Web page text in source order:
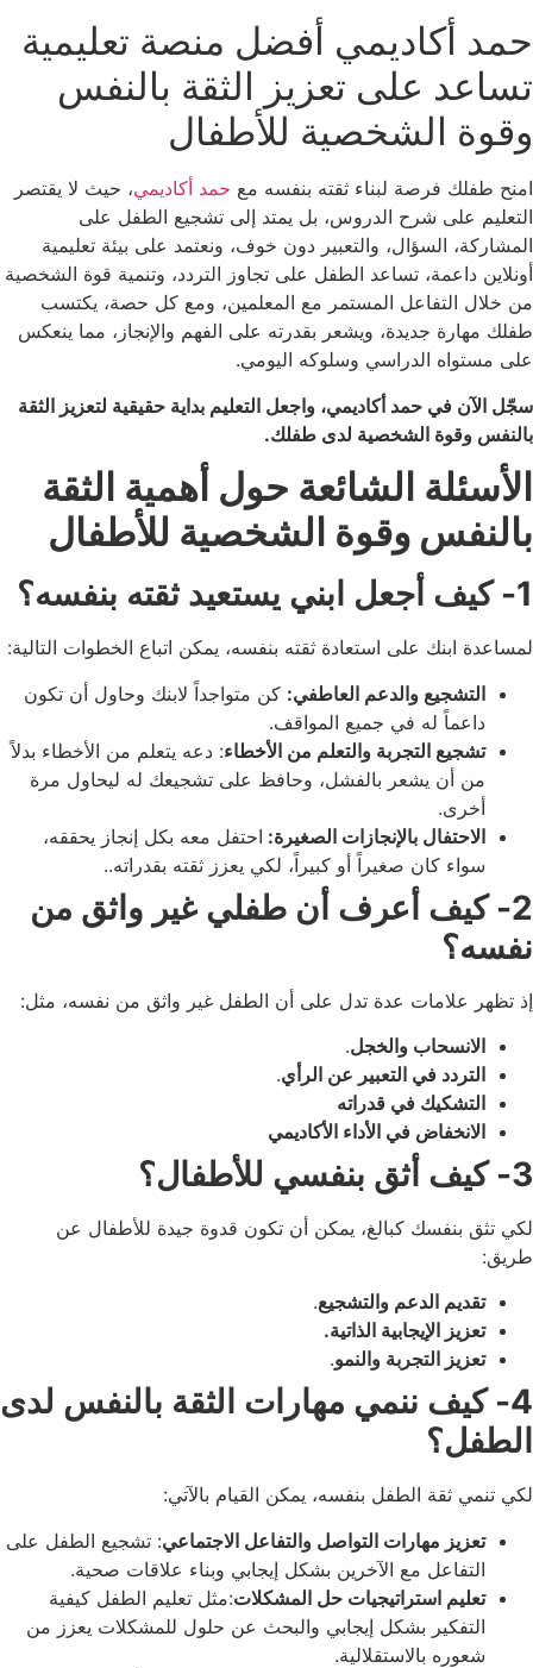
حمد أكاديمي أفضل منصة تعليمية
تساعد على تعزيز الثقة بالنفس
وقوة الشخصية للأطفال
امنح طفلك فرصة لبناء ثقته بنفسه مع حمد أكاديمي، حيث لا يقتصر
التعليم على شرح الدروس، بل يمتد إلى تشجيع الطفل على
المشاركة، السؤال، والتعبير دون خوف، ونعتمد على بيئة تعليمية
أونلاين داعمة، تساعد الطفل على تجاوز التردد، وتنمية قوة الشخصية
من خلال التفاعل المستمر مع المعلمين، ومع كل حصة، يكتسب
طفلك مهارة جديدة، ويشعر بقدرته على الفهم والإنجاز، مما ينعكس
على مستواه الدراسي وسلوكه اليومي.
سجّل الآن في حمد أكاديمي، واجعل التعليم بداية حقيقية لتعزيز الثقة
بالنفس وقوة الشخصية لدى طفلك.
الأسئلة الشائعة حول أهمية الثقة
بالنفس وقوة الشخصية للأطفال
1- كيف أجعل ابني يستعيد ثقته بنفسه؟
لمساعدة ابنك على استعادة ثقته بنفسه، يمكن اتباع الخطوات التالية:
التشجيع والدعم العاطفي: كن متواجداً لابنك وحاول أن تكون
داعماً له في جميع المواقف.
تشجيع التجربة والتعلم من الأخطاء: دعه يتعلم من الأخطاء بدلاً
من أن يشعر بالفشل، وحافظ على تشجيعك له ليحاول مرة
أخرى.
الاحتفال بالإنجازات الصغيرة: احتفل معه بكل إنجاز يحققه،
سواء كان صغيراً أو كبيراً، لكي يعزز ثقته بقدراته..
2- كيف أعرف أن طفلي غير واثق من
نفسه؟
إذ تظهر علامات عدة تدل على أن الطفل غير واثق من نفسه، مثل:
الانسحاب والخجل.
التردد في التعبير عن الرأي.
التشكيك في قدراته
الانخفاض في الأداء الأكاديمي
3- كيف أثق بنفسي للأطفال؟
لكي تثق بنفسك كبالغ، يمكن أن تكون قدوة جيدة للأطفال عن
طريق:
تقديم الدعم والتشجيع.
تعزيز الإيجابية الذاتية.
تعزيز التجربة والنمو.
4- كيف ننمي مهارات الثقة بالنفس لدى
الطفل؟
لكي تنمي ثقة الطفل بنفسه، يمكن القيام بالآتي:
تعزيز مهارات التواصل والتفاعل الاجتماعي: تشجيع الطفل على
التفاعل مع الآخرين بشكل إيجابي وبناء علاقات صحية.
تعليم استراتيجيات حل المشكلات:مثل تعليم الطفل كيفية
التفكير بشكل إيجابي والبحث عن حلول للمشكلات يعزز من
شعوره بالاستقلالية.